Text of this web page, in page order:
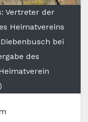
Vertreter der
Heimatvereins
bei
des